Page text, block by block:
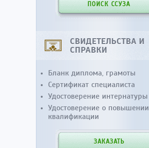
ПОИСК ССУЗА
СВИДЕТЕЛЬСТВА И
СПРАВКИ
Бланк диплома, грамоты
Сертификат специалиста
Удостоверение интернатуры
Удостоверение о повышении
квалификации
ЗАКАЗАТЬ